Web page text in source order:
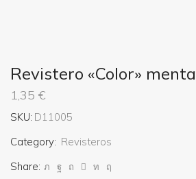
Revistero «Color» menta
1,35 €
SKU: D11005
Category: Revisteros
Share: